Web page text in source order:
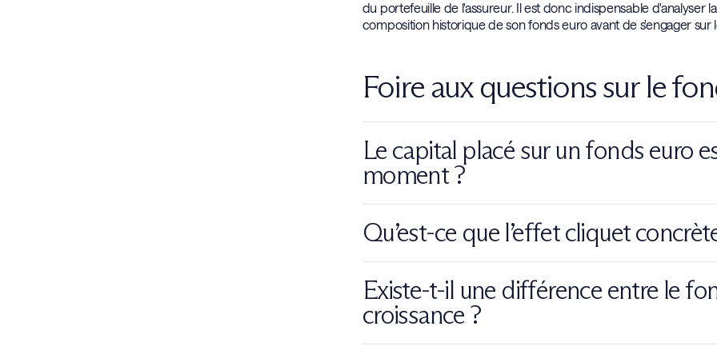
du portefeuille de l'assureur. Il est donc indispensable d'analyser
composition historique de son fonds euro avant de s'engager sur
Foire aux questions sur le
Le capital placé sur un fonds euro
moment ?
celle d'un livret bancaire classique. Un délai de traitement de
que les fonds soient versés sur votre compte. Par ailleurs,
temporaires en cas de crise majeure du marché obligataire.
Qu’est-ce que l’effet cliquet
initial. Une fois ces gains validés par l'assureur, ils deviennent
même si les marchés financiers subissent une correction sévère
Existe-t-il une différence entre le
croissance ?